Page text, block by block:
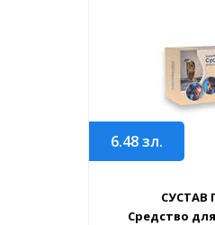
6.48зл.
СУСТАВ
Средство